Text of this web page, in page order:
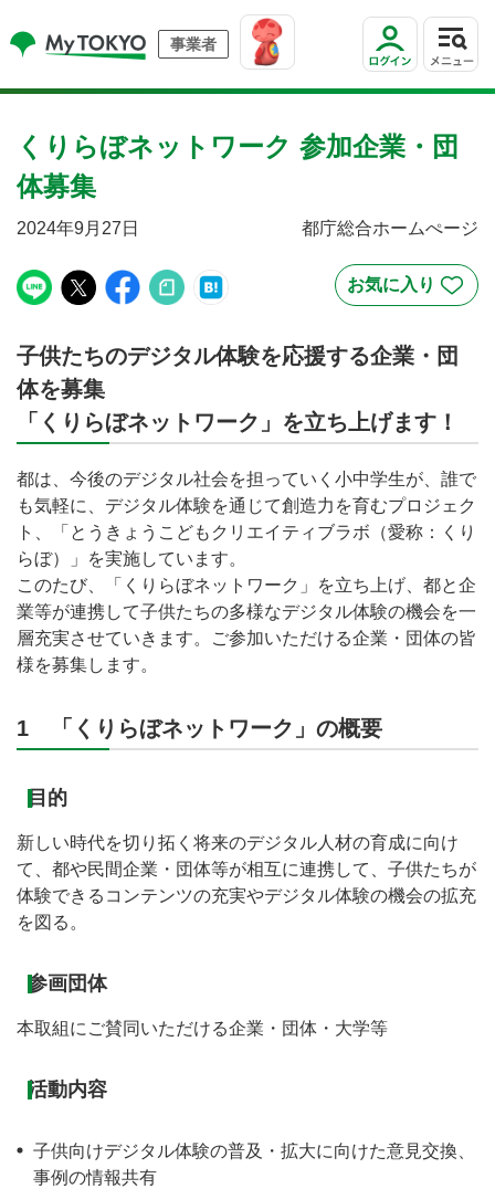
事業者
くりらぼネットワーク 参加企業・団
体募集
2024年9月27日 都庁総合ホームぺージ
子供たちのデジタル体験を応援する企業・団
体を募集
「くりらぼネットワーク」を立ち上げます！
都は、今後のデジタル社会を担っていく小中学生が、誰で
も気軽に、デジタル体験を通じて創造力を育むプロジェク
ト、「とうきょうこどもクリエイティブラボ（愛称：くり
らぼ）」を実施しています。
このたび、「くりらぼネットワーク」を立ち上げ、都と企
業等が連携して子供たちの多様なデジタル体験の機会を一
層充実させていきます。ご参加いただける企業・団体の皆
様を募集します。
1 「くりらぼネットワーク」の概要
目的
新しい時代を切り拓く将来のデジタル人材の育成に向け
て、都や民間企業・団体等が相互に連携して、子供たちが
体験できるコンテンツの充実やデジタル体験の機会の拡充
を図る。
参画団体
本取組にご賛同いただける企業・団体・大学等
活動内容
子供向けデジタル体験の普及・拡大に向けた意見交換、
事例の情報共有